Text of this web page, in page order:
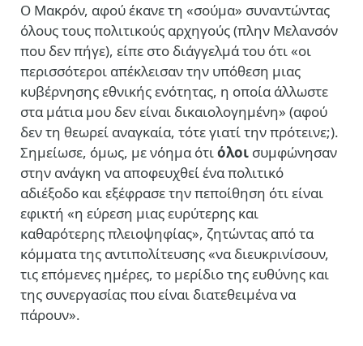
Ο Μακρόν, αφού έκανε τη «σούμα» συναντώντας
όλους τους πολιτικούς αρχηγούς (πλην Μελανσόν
που δεν πήγε), είπε στο διάγγελμά του ότι«οι
περισσότεροι απέκλεισαν την υπόθεση μιας
κυβέρνησης εθνικής ενότητας, η οποία άλλωστε
στα μάτια μου δεν είναι δικαιολογημένη» (αφού
δεν τη θεωρεί αναγκαία, τότε γιατί την πρότεινε;).
Σημείωσε, όμως, με νόημα ότιόλοι συμφώνησαν
στην ανάγκη να αποφευχθεί ένα πολιτικό
αδιέξοδο και εξέφρασε την πεποίθηση ότι είναι
εφικτή «η εύρεση μιας ευρύτερης και
καθαρότερης πλειοψηφίας», ζητώντας από τα
κόμματα της αντιπολίτευσης «να διευκρινίσουν,
τις επόμενες ημέρες, το μερίδιο της ευθύνης και
της συνεργασίας που είναι διατεθειμένα να
πάρουν».